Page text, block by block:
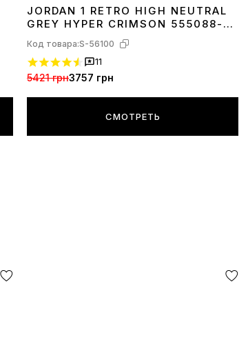
3640
JORDAN 1 RETRO HIGH NEUTRAL
GREY HYPER CRIMSON 555088-
Код товара:S-56100
11
5421 грн3757 грн
СМОТРЕТЬ